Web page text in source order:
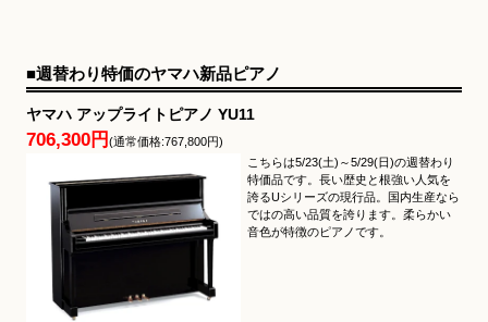
■週替わり特価のヤマハ新品ピアノ
ヤマハ アップライトピアノ YU11
706,300円 (通常価格:767,800円)
こちらは5/23(土)～5/29(日)の週替わり
特価品です。長い歴史と根強い人気を
誇るUシリーズの現行品。国内生産なら
ではの高い品質を誇ります。柔らかい
音色が特徴のピアノです。